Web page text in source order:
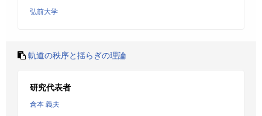
弘前大学
軌道の秩序と揺らぎの理論
研究代表者
倉本 義夫